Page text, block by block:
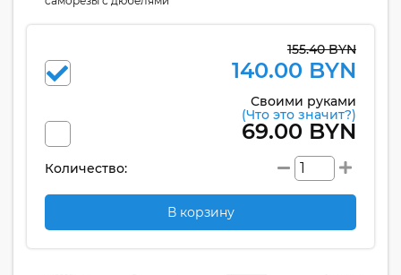
155.40 BYN
140.00 BYN
Своими руками
(Что это значит?)
69.00 BYN
Количество:
В корзину